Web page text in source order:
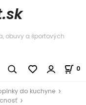
obuvy a športových
0
do kuchyne